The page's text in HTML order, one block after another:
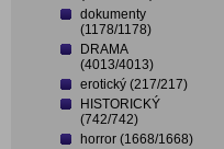
dokumenty
(1178/1178)
DRAMA
(4013/4013)
erotický (217/217)
HISTORICKÝ
(742/742)
horror (1668/1668)